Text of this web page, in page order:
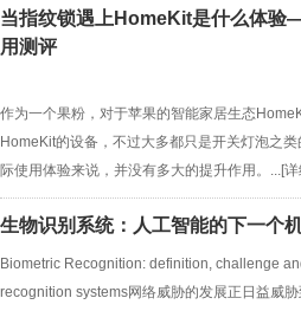
当指纹锁遇上HomeKit是什么体
用测评
作为一个果粉，对于苹果的智能家居生态
HomeKit的设备，不过大多都只是开关灯泡之
际使用体验来说，并没有多大的提升作用。...[详
生物识别系统：人工智能的下一个
Biometric Recognition: definition, challenge
recognition systems网络威胁的发展正日益威